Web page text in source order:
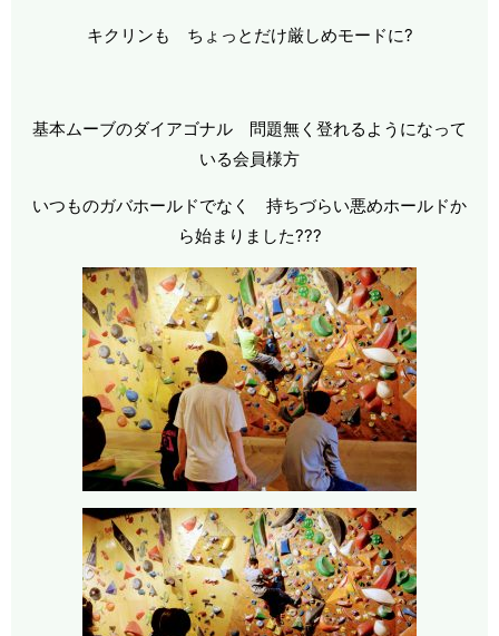
キクリンも ちょっとだけ厳しめモードに?
基本ムーブのダイアゴナル 問題無く登れるようになって
いる会員様方
いつものガバホールドでなく 持ちづらい悪めホールドか
ら始まりました???